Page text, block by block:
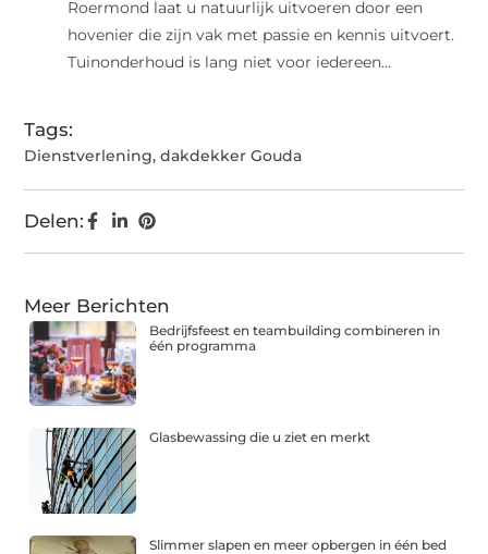
Roermond laat u natuurlijk uitvoeren door een
hovenier die zijn vak met passie en kennis uitvoert.
Tuinonderhoud is lang niet voor iedereen...
Tags:
Dienstverlening,dakdekker Gouda
Delen:
Meer Berichten
Bedrijfsfeest en teambuilding combineren in
één programma
Glasbewassing die u ziet en merkt
Slimmer slapen en meer opbergen in één bed